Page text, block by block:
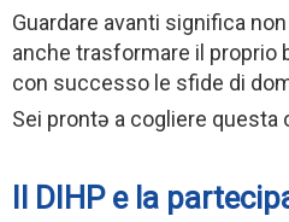
Guardare avanti significa
anche trasformare il proprio
con successo le sfide di
Sei prontə a cogliere questa
Il DIHP e la